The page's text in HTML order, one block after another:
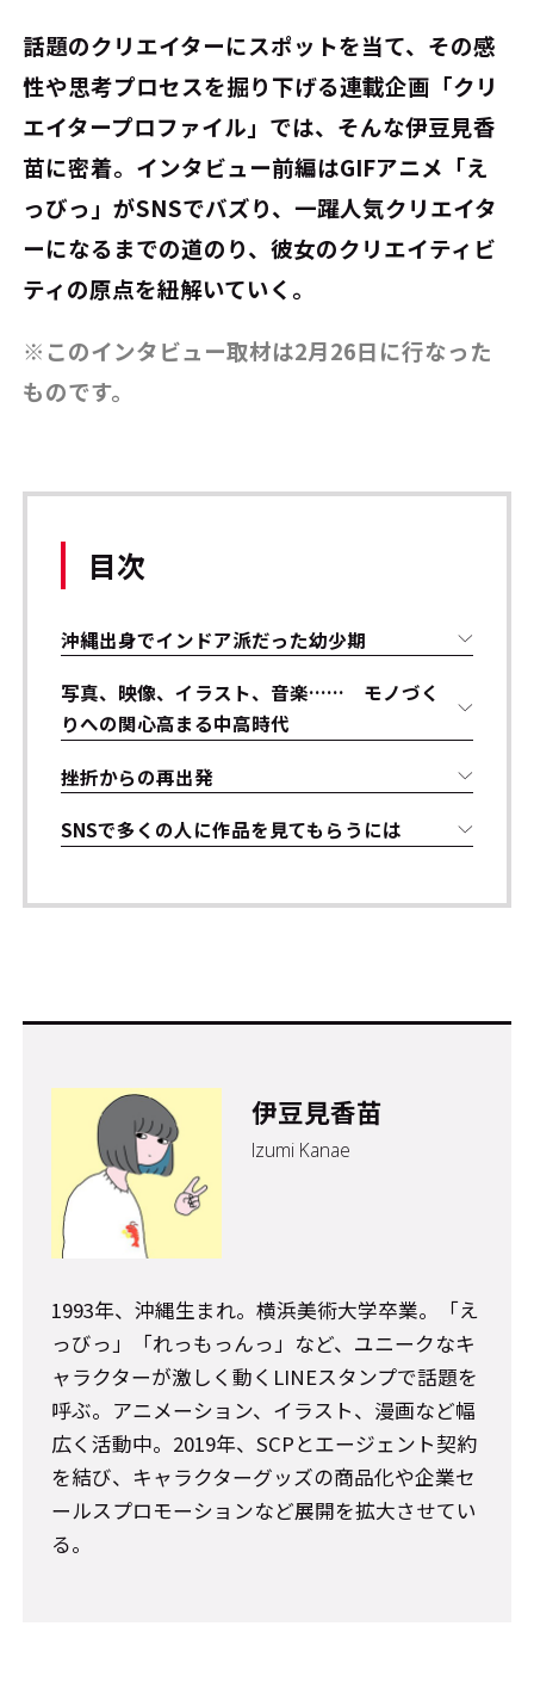
話題のクリエイターにスポットを当て、その感
性や思考プロセスを掘り下げる連載企画「クリ
エイタープロファイル」では、そんな伊豆見香
苗に密着。インタビュー前編はGIFアニメ「え
っびっ」がSNSでバズり、一躍人気クリエイタ
ーになるまでの道のり、彼女のクリエイティビ
ティの原点を紐解いていく。
※このインタビュー取材は2月26日に行なった
ものです。
目次
沖縄出身でインドア派だった幼少期
写真、映像、イラスト、音楽…… モノづく
りへの関心高まる中高時代
挫折からの再出発
SNSで多くの人に作品を見てもらうには
伊豆見香苗
Izumi Kanae
1993年、沖縄生まれ。横浜美術大学卒業。「え
っびっ」「れっもっんっ」など、ユニークなキ
ャラクターが激しく動くLINEスタンプで話題を
呼ぶ。アニメーション、イラスト、漫画など幅
広く活動中。2019年、SCPとエージェント契約
を結び、キャラクターグッズの商品化や企業セ
ールスプロモーションなど展開を拡大させてい
る。